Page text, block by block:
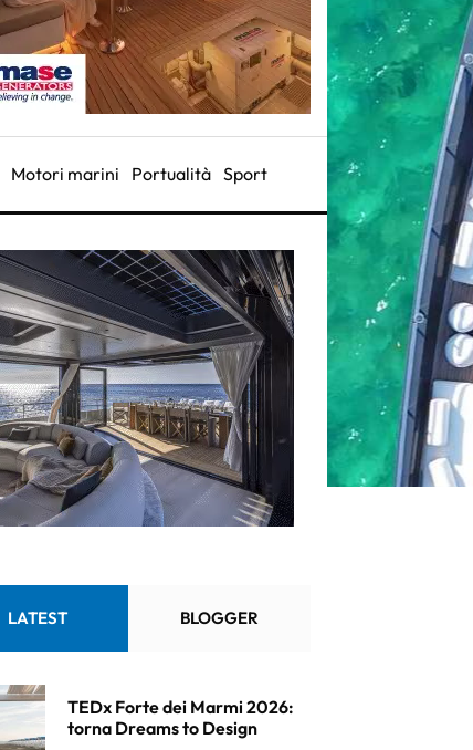
Motori marini Portualità Sport
LATEST BLOGGER
TEDx Forte dei Marmi 2026:
torna Dreams to Design